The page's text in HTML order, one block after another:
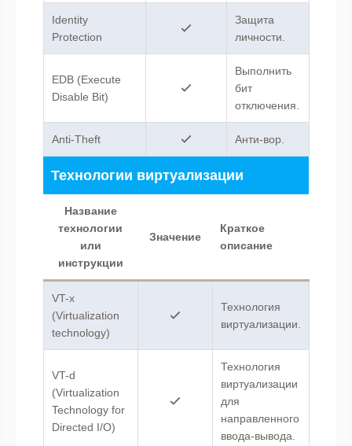
Identity
Protection
Защита
личности.
EDB (Execute
Disable Bit)
Выполнить
бит
отключения.
Anti-Theft Анти-вор.
Технологии виртуализации
Название
технологии
или
инструкции
Значение
Краткое
описание
VT-x
(Virtualization
technology)
Технология
виртуализации.
VT-d
(Virtualization
Technology for
Directed I/O)
Технология
виртуализации
для
направленного
ввода-вывода.